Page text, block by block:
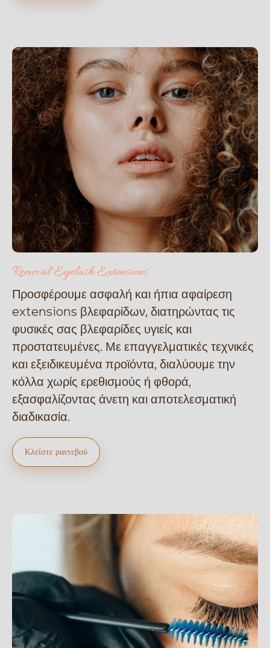
Removal Eyelash Extensions
Προσφέρουμε ασφαλή και ήπια αφαίρεση
extensions βλεφαρίδων, διατηρώντας τις
φυσικές σας βλεφαρίδες υγιείς και
προστατευμένες. Με επαγγελματικές τεχνικές
και εξειδικευμένα προϊόντα, διαλύουμε την
κόλλα χωρίς ερεθισμούς ή φθορά,
εξασφαλίζοντας άνετη και αποτελεσματική
διαδικασία.
Κλείστε ραντεβού